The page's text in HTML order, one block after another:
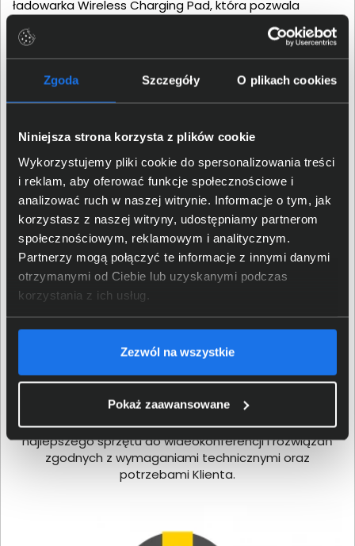
Zgoda Szczegóły O plikach cookies
Niniejsza strona korzysta z plików cookie
Wykorzystujemy pliki cookie do spersonalizowania treści
i reklam, aby oferować funkcje społecznościowe i
analizować ruch w naszej witrynie. Informacje o tym, jak
korzystasz z naszej witryny, udostępniamy partnerom
społecznościowym, reklamowym i analitycznym.
Partnerzy mogą połączyć te informacje z innymi danymi
otrzymanymi od Ciebie lub uzyskanymi podczas
korzystania z ich usług.
Zezwól na wszystkie
Pokaż zaawansowane
ładowarka Wireless Charging Pad, która pozwala
wygodnie uzupełniać energię bez podłączania
przewodów. Kompaktowa konstrukcja oraz czas
odtwarzania muzyki sięgający nawet 80 godzin
sprawiają, że słuchawki są gotowe do działania przez
wiele dni.
Jabra Video Expert Club
firma, daje pewność, że wiedza, doświadczenie i
umiejętności naszych ekspertów, zapewnią dobór
najlepszego sprzętu do wideokonferencji i rozwiązań
zgodnych z wymaganiami technicznymi oraz
potrzebami Klienta.